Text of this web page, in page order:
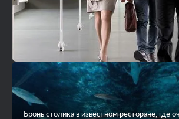
Бронь столика в известном ресторане, где